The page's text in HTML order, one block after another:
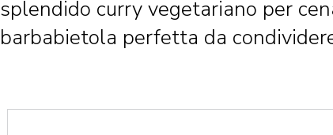
splendido curry vegetariano per
barbabietola perfetta da